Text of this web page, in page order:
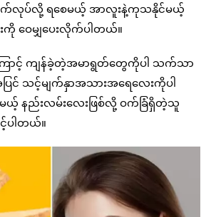
ပ်လို့ ရစေမယ့် အာလူးနဲ့ကုသနိုင်မယ့်
ကို ဝေမျှပေးလိုက်ပါတယ်။
ြောင့် ကျန်ခဲ့တဲ့အမာရွတ်တွေကိုပါ သက်သာ
ြင် သင့်မျက်နှာအသားအရေလေးကိုပါ
ယ့် နည်းလမ်းလေးဖြစ်လို့ ဝက်ခြံရှိတဲ့သူ
ပါတယ်။